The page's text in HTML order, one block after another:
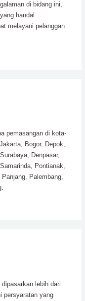
di bidang ini,
handal
melayani pelanggan
pemasangan di kota-
Bogor, Depok,
Denpasar,
Pontianak,
Palembang,
lebih dari
persyaratan yang